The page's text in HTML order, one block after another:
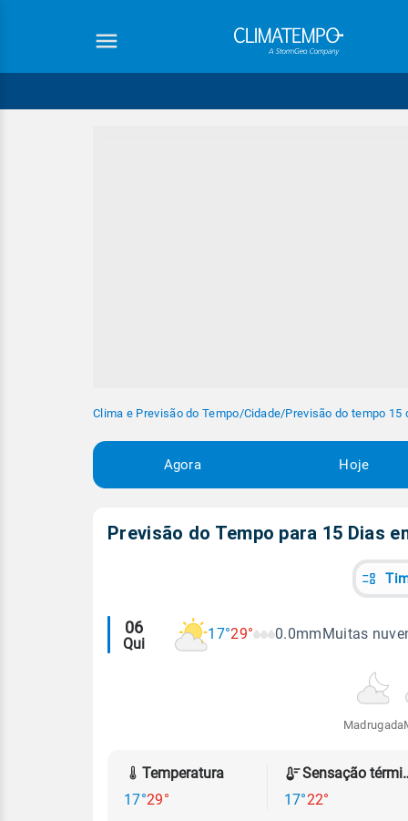
Clima e Previsão do Tempo/Cidade/Previsão do tempo 15
Agora Hoje
Previsão do Tempo para 15 Dias
Alertas
meteorológicos
06
Qui
17°29° 0.0mm Muitas
Madrugada
Temperatura
17°29°
17°22°